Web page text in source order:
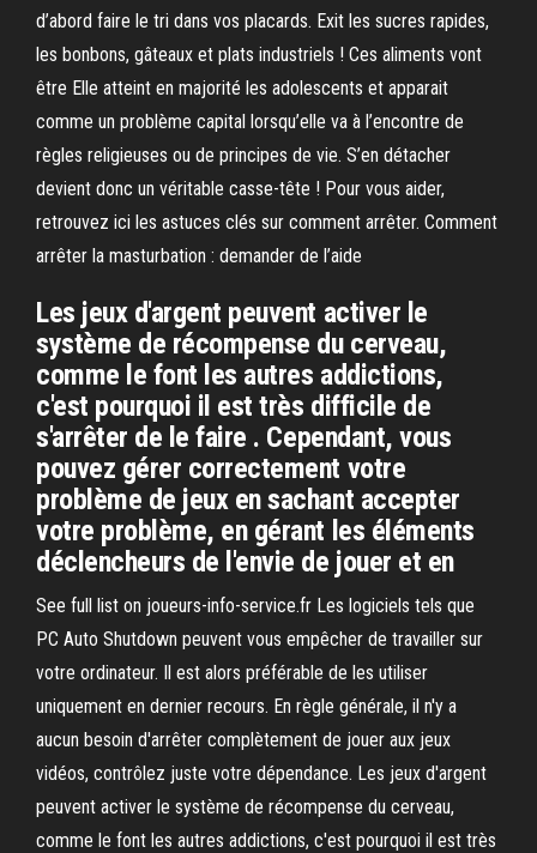
d’abord faire le tri dans vos placards. Exit les sucres rapides,
les bonbons, gâteaux et plats industriels ! Ces aliments vont
être Elle atteint en majorité les adolescents et apparait
comme un problème capital lorsqu’elle va à l’encontre de
règles religieuses ou de principes de vie. S’en détacher
devient donc un véritable casse-tête ! Pour vous aider,
retrouvez ici les astuces clés sur comment arrêter. Comment
arrêter la masturbation : demander de l’aide
Les jeux d'argent peuvent activer le
système de récompense du cerveau,
comme le font les autres addictions,
c'est pourquoi il est très difficile de
s'arrêter de le faire . Cependant, vous
pouvez gérer correctement votre
problème de jeux en sachant accepter
votre problème, en gérant les éléments
déclencheurs de l'envie de jouer et en
See full list on joueurs-info-service.fr Les logiciels tels que
PC Auto Shutdown peuvent vous empêcher de travailler sur
votre ordinateur. Il est alors préférable de les utiliser
uniquement en dernier recours. En règle générale, il n'y a
aucun besoin d'arrêter complètement de jouer aux jeux
vidéos, contrôlez juste votre dépendance. Les jeux d'argent
peuvent activer le système de récompense du cerveau,
comme le font les autres addictions, c'est pourquoi il est très